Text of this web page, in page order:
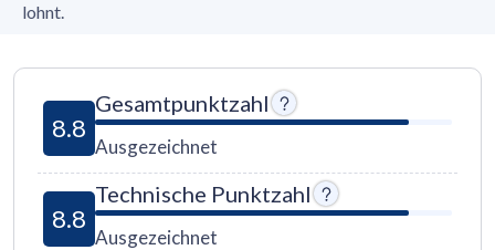
lohnt.
8.8
Gesamtpunktzahl
Ausgezeichnet
8.8
Technische Punktzahl
Ausgezeichnet